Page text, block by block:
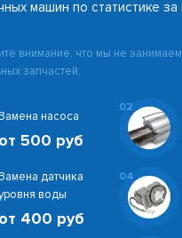
машин по статистике
внимание, что мы не
запчастей.
насоса
от 500 руб
02
датчика
воды
от 400 руб
04